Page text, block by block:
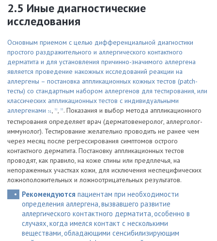
2.5 Иные диагностические
исследования
Основным приемом с целью дифференциальной диагностики
простого раздражительного и аллергического контактного
дерматита и для установления причинно-значимого аллергена
является проведение накожных исследований реакции на
аллергены – постановка аппликационных кожных тестов (patch-
тесты) со стандартным набором аллергенов для тестирования, или
классических аппликационных тестов с индивидуальными
аллергенами 31, 32, 33 . Показания и выбор метода аппликационного
тестирования определяет врач (дерматовенеролог, аллерголог-
иммунолог). Тестирование желательно проводить не ранее чем
через месяц после регрессирования симптомов острого
контактного дерматита. Постановку аппликационных тестов
проводят, как правило, на коже спины или предплечья, на
непораженных участках кожи, для исключения неспецифических
ложноположительных и ложноотрицательных результатов.
Рекомендуются пациентам при необходимости
определения аллергена, вызвавшего развитие
аллергического контактного дерматита, особенно в
случаях, когда имелся контакт с несколькими
веществами, обладающими сенсибилизирующим